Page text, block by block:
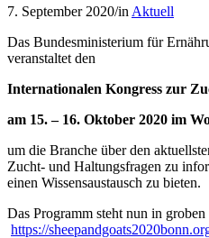
7. September 2020/in Aktuell
Das Bundesministerium für
veranstaltet den
Internationalen Kongress zur
am 15. – 16. Oktober 2020 im
um die Branche über den
Zucht- und Haltungsfragen zu
einen Wissensaustausch zu bieten.
Das Programm steht nun in
https://